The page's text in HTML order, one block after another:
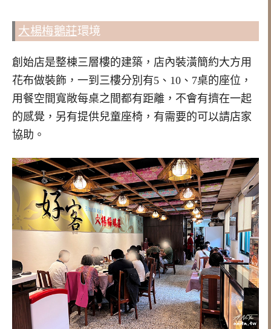
大楊梅鵝莊環境
創始店是整棟三層樓的建築，店內裝潢簡約大方用
花布做裝飾，一到三樓分別有5、10、7桌的座位，
用餐空間寬敞每桌之間都有距離，不會有擠在一起
的感覺，另有提供兒童座椅，有需要的可以請店家
協助。